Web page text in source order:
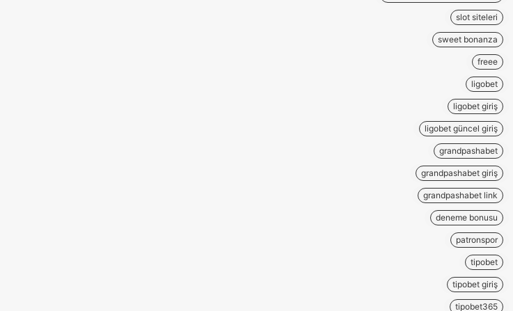
slot siteleri
sweet bonanza
freee
ligobet
ligobet giriş
ligobet güncel giriş
grandpashabet
grandpashabet giriş
grandpashabet link
deneme bonusu
patronspor
tipobet
tipobet giriş
tipobet365